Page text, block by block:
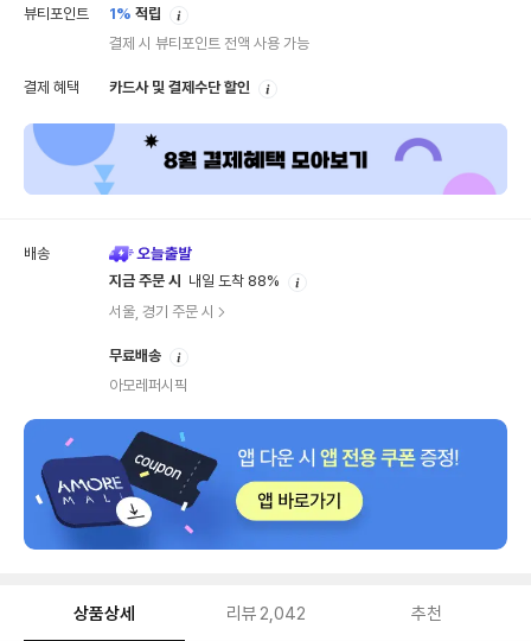
뷰티포인트 1% 적립
결제 시 뷰티포인트 전액 사용 가능
결제 혜택 카드사 및 결제수단 할인
배송
지금 주문 시
내일 도착 88%
서울, 경기 주문 시
무료배송
아모레퍼시픽
상품상세 리뷰2,042 추천